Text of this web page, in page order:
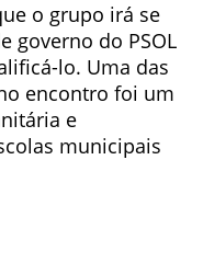
o grupo irá se
governo do PSOL
lo. Uma das
encontro foi um
e
municipais